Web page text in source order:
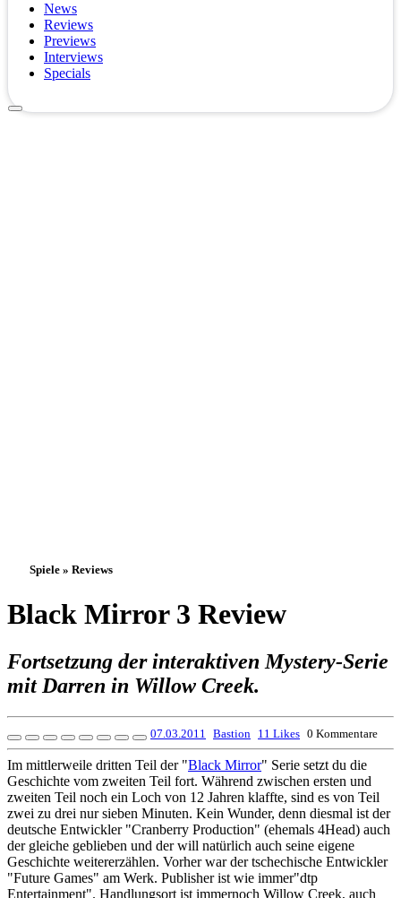
News
Reviews
Previews
Interviews
Specials
Spiele » Reviews
Black Mirror 3 Review
Fortsetzung der interaktiven Mystery-Serie
mit Darren in Willow Creek.
07.03.2011 Bastion 11 Likes 0 Kommentare
Im mittlerweile dritten Teil der "Black Mirror" Serie setzt du die
Geschichte vom zweiten Teil fort. Während zwischen ersten und
zweiten Teil noch ein Loch von 12 Jahren klaffte, sind es von Teil
zwei zu drei nur sieben Minuten. Kein Wunder, denn diesmal ist der
deutsche Entwickler "Cranberry Production" (ehemals 4Head) auch
der gleiche geblieben und der will natürlich auch seine eigene
Geschichte weitererzählen. Vorher war der tschechische Entwickler
"Future Games" am Werk. Publisher ist wie immer"dtp
Entertainment". Handlungsort ist immernoch Willow Creek, auch